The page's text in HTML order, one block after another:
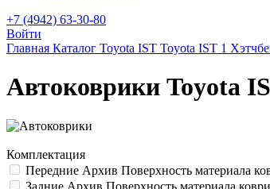
+7 (4942) 63-30-80
Войти
Главная Каталог Toyota IST Toyota IST 1
Автоковрики Toyota
Комплектация
Передние Архив Поверхность материала
Задние Архив Поверхность материала